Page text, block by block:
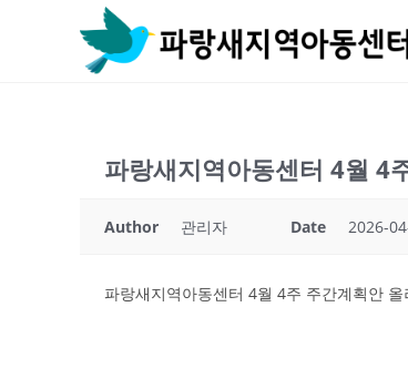
파랑새지역아동센터 4월 4
Author 관리자 Date 2026-
파랑새지역아동센터 4월 4주 주간계획안